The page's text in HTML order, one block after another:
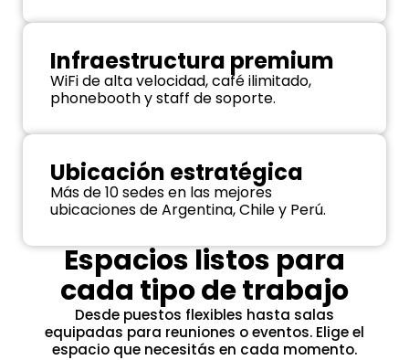
Infraestructura premium
WiFi de alta velocidad, café ilimitado,
phonebooth y staff de soporte.
Ubicación estratégica
Más de 10 sedes en las mejores
ubicaciones de Argentina, Chile y Perú.
Espacios listos para
cada tipo de trabajo
Desde puestos flexibles hasta salas
equipadas para reuniones o eventos. Elige el
espacio que necesitás en cada momento.